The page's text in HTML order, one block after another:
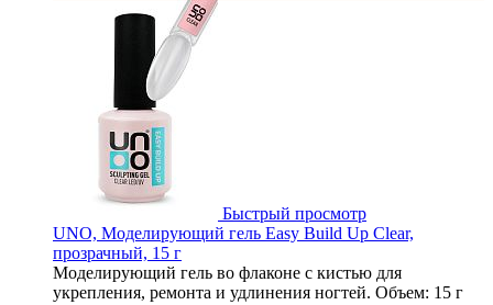
Быстрый просмотр
UNO, Моделирующий гель Easy Build Up Clear,
прозрачный, 15 г
Моделирующий гель во флаконе с кистью для
укрепления, ремонта и удлинения ногтей. Объем: 15 г